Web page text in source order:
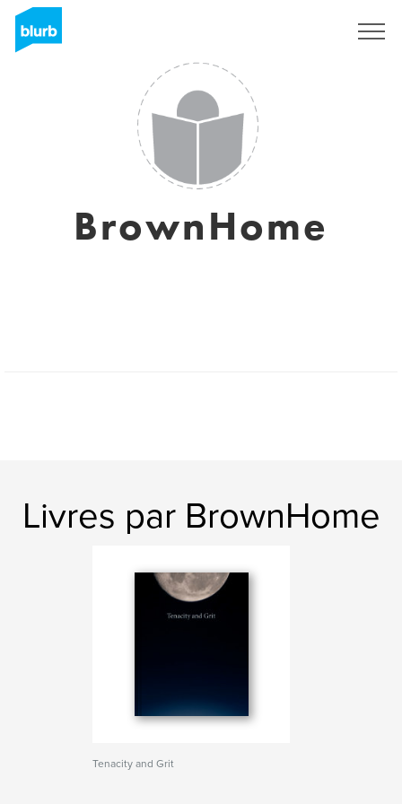
BrownHome
Livres par BrownHome
Tenacity and Grit